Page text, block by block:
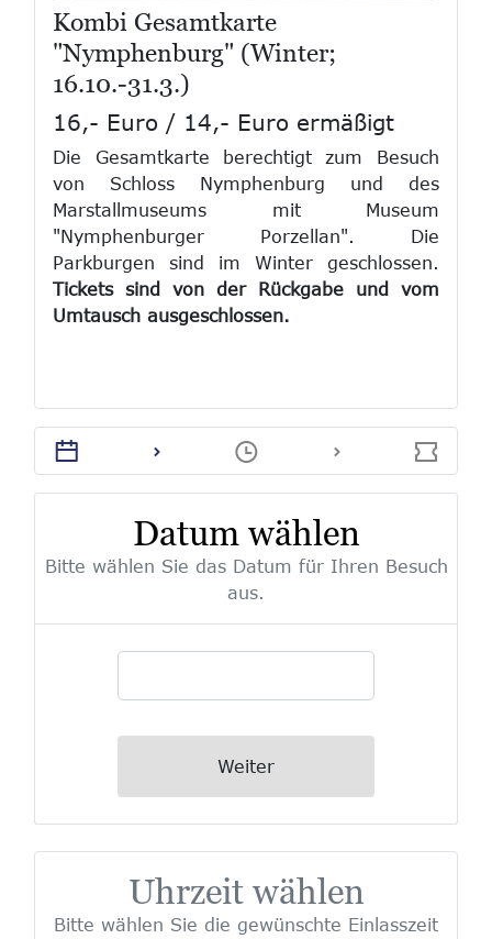
Kombi Gesamtkarte
"Nymphenburg" (Winter;
16.10.-31.3.)
16,- Euro / 14,- Euro ermäßigt
Die Gesamtkarte berechtigt zum Besuch
von Schloss Nymphenburg und des
Marstallmuseums mit Museum
"Nymphenburger Porzellan". Die
Parkburgen sind im Winter geschlossen.
Tickets sind von der Rückgabe und vom
Umtausch ausgeschlossen.
Datum wählen
Bitte wählen Sie das Datum für Ihren Besuch
aus.
Weiter
Uhrzeit wählen
Bitte wählen Sie die gewünschte Einlasszeit